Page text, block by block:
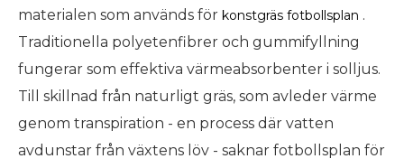
materialen som används för konstgräs fotbollsplan .
Traditionella polyetenfibrer och gummifyllning
fungerar som effektiva värmeabsorbenter i solljus.
Till skillnad från naturligt gräs, som avleder värme
genom transpiration - en process där vatten
avdunstar från växtens löv - saknar fotbollsplan för